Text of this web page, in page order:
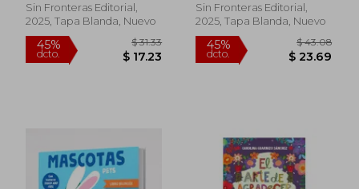
45%
dcto.
$ 33.29
$ 18.31 $
Sin Fronteras Editorial,
2025, Tapa Blanda, Nuevo
Sin Fronteras Editorial,
2025, Tapa Blanda, Nuevo